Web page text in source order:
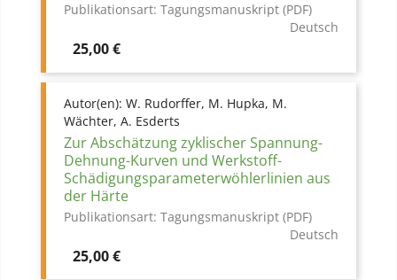
Publikationsart: Tagungsmanuskript (PDF)
Deutsch
Preis
25,00 €
Autor(en): W. Rudorffer, M. Hupka, M.
Wächter, A. Esderts
Zur Abschätzung zyklischer Spannung-
Dehnung-Kurven und Werkstoff-
Schädigungsparameterwöhlerlinien aus
der Härte
Publikationsart: Tagungsmanuskript (PDF)
Deutsch
Preis
25,00 €